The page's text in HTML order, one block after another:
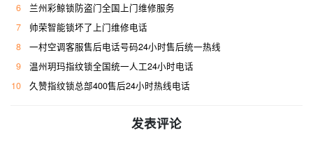
6
兰州彩鲸锁防盗门全国上门维修服务
7
帅荣智能锁坏了上门维修电话
8
一村空调客服售后电话号码24小时售后统一热线
9
温州玥玛指纹锁全国统一人工24小时电话
10
久赞指纹锁总部400售后24小时热线电话
发表评论